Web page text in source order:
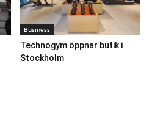
Business
Technogym öppnar butik i
Stockholm